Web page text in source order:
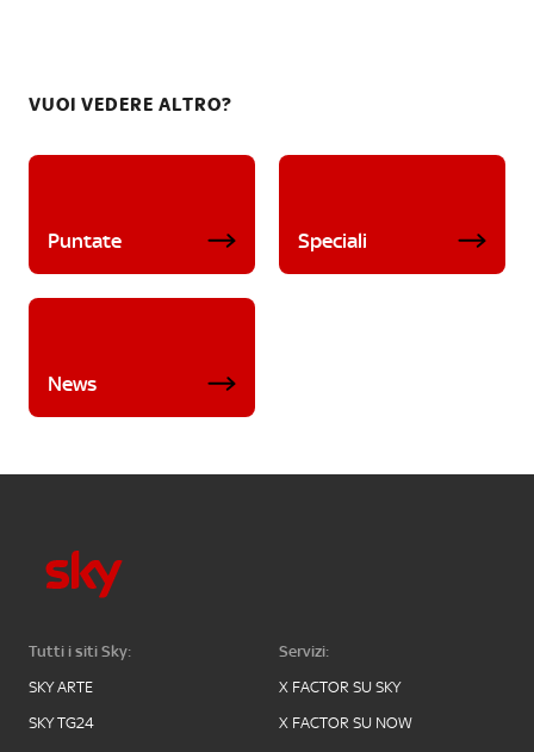
VUOI VEDERE ALTRO?
Puntate Speciali
News
Tutti i siti Sky:
SKY ARTE
SKY TG24
Servizi:
X FACTOR SU SKY
X FACTOR SU NOW